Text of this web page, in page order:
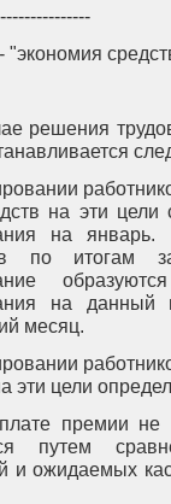
"экономия
решения
на эти цели
на
по итогам
на
месяц.
эти цели
премии не
путем
и ожидаемых